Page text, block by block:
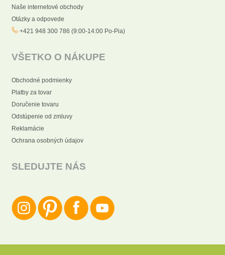
Naše internetové obchody
Otázky a odpovede
+421 948 300 786 (9:00-14:00 Po-Pia)
VŠETKO O NÁKUPE
Obchodné podmienky
Platby za tovar
Doručenie tovaru
Odstúpenie od zmluvy
Reklamácie
Ochrana osobných údajov
SLEDUJTE NÁS